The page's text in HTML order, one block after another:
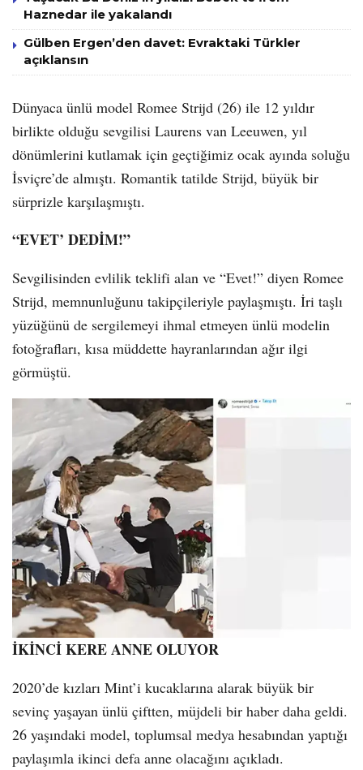
Haznedar ile yakalandı
Gülben Ergen’den davet: Evraktaki Türkler
açıklansın
Dünyaca ünlü model Romee Strijd (26) ile 12 yıldır
birlikte olduğu sevgilisi Laurens van Leeuwen, yıl
dönümlerini kutlamak için geçtiğimiz ocak ayında soluğu
İsviçre’de almıştı. Romantik tatilde Strijd, büyük bir
sürprizle karşılaşmıştı.
“EVET’ DEDİM!”
Sevgilisinden evlilik teklifi alan ve “Evet!” diyen Romee
Strijd, memnunluğunu takipçileriyle paylaşmıştı. İri taşlı
yüzüğünü de sergilemeyi ihmal etmeyen ünlü modelin
fotoğrafları, kısa müddette hayranlarından ağır ilgi
görmüştü.
İKİNCİ KERE ANNE OLUYOR
2020’de kızları Mint’i kucaklarına alarak büyük bir
sevinç yaşayan ünlü çiftten, müjdeli bir haber daha geldi.
26 yaşındaki model, toplumsal medya hesabından yaptığı
paylaşımla ikinci defa anne olacağını açıkladı.